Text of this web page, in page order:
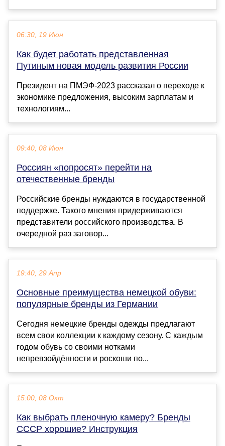
06:30, 19 Июн
Как будет работать представленная
Путиным новая модель развития России
Президент на ПМЭФ-2023 рассказал о переходе к
экономике предложения, высоким зарплатам и
технологиям...
09:40, 08 Июн
Россиян «попросят» перейти на
отечественные бренды
Российские бренды нуждаются в государственной
поддержке. Такого мнения придерживаются
представители российского производства. В
очередной раз заговор...
19:40, 29 Апр
Основные преимущества немецкой обуви:
популярные бренды из Германии
Сегодня немецкие бренды одежды предлагают
всем свои коллекции к каждому сезону. С каждым
годом обувь со своими нотками
непревзойдённости и роскоши по...
15:00, 08 Окт
Как выбрать пленочную камеру? Бренды
СССР хорошие? Инструкция